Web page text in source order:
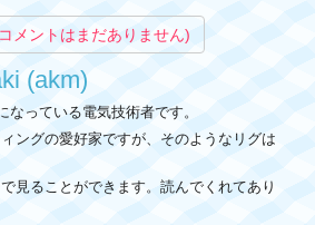
メントはまだありません)
(akm)
なっている電気技術者です。
ングの愛好家ですが、そのようなリグは
で見ることができます。読んでくれてあり